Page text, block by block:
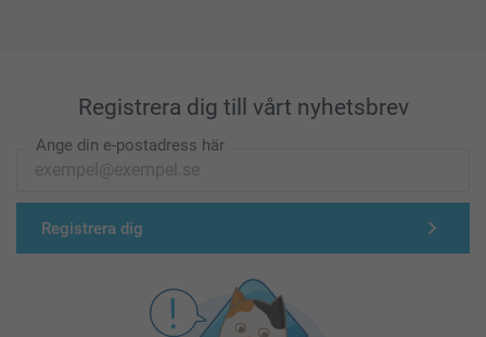
L
76 cm
Registrera dig till vårt nyhetsbrev
Ange din e-postadress här
Registrera dig